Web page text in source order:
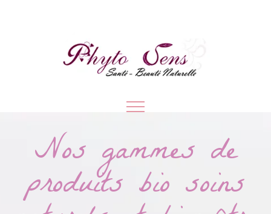
Nos gammes de
produits bio soins